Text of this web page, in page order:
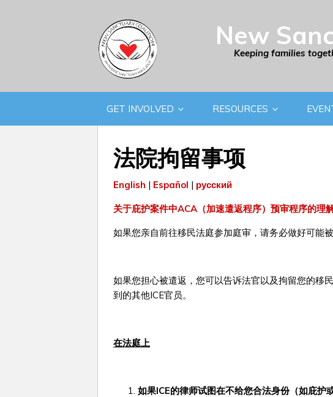
New
Keeping families
GET INVOLVED RESOURCES
法院拘留事项
English | Español | русский
关于庇护案件中ACA（加速遣返程序）预审程序的理
如果您亲自前往移民法庭参加庭审，请务必做好可能
如果您担心被遣返，您可以告诉法官以及拘留您的移
到的其他ICE官员。
在法庭上
如果ICE的律师试图在不给您合法身份（如庇护